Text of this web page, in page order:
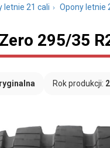
letnie 21 cali Opony letnie
295/35
Rok produkcji: